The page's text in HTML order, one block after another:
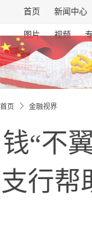
首页 新闻中心
图片 视频
首页 金融视界
钱“不
支行帮